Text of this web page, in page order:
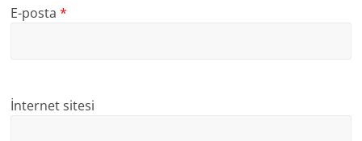
E-posta*
İnternet sitesi